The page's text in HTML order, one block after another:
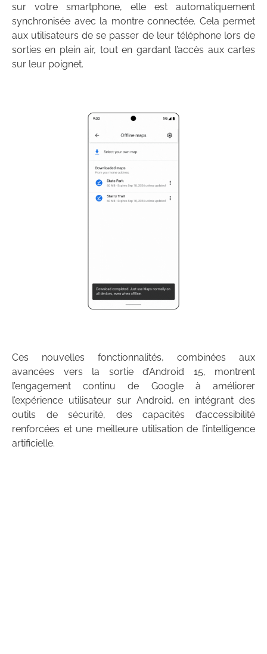
sur votre smartphone, elle est automatiquement
synchronisée avec la montre connectée. Cela permet
aux utilisateurs de se passer de leur téléphone lors de
sorties en plein air, tout en gardant l’accès aux cartes
sur leur poignet.
Ces nouvelles fonctionnalités, combinées aux
avancées vers la sortie d’Android 15, montrent
l’engagement continu de Google à améliorer
l’expérience utilisateur sur Android, en intégrant des
outils de sécurité, des capacités d’accessibilité
renforcées et une meilleure utilisation de l’intelligence
artificielle.